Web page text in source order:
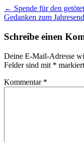
Post
navigation
← Spende für den
Gedanken zum
Schreibe einen
Deine E-Mail-Adresse
Felder sind mit * markiert
Kommentar *